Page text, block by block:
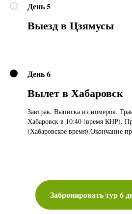
День 5
Выезд в Цзямусы
День 6
Вылет в Хабаровск
Завтрак. Выписка из номеров.
Хабаровск в 10:40 (время КНР).
(Хабаровское время).Окончание
Забронировать тур 6